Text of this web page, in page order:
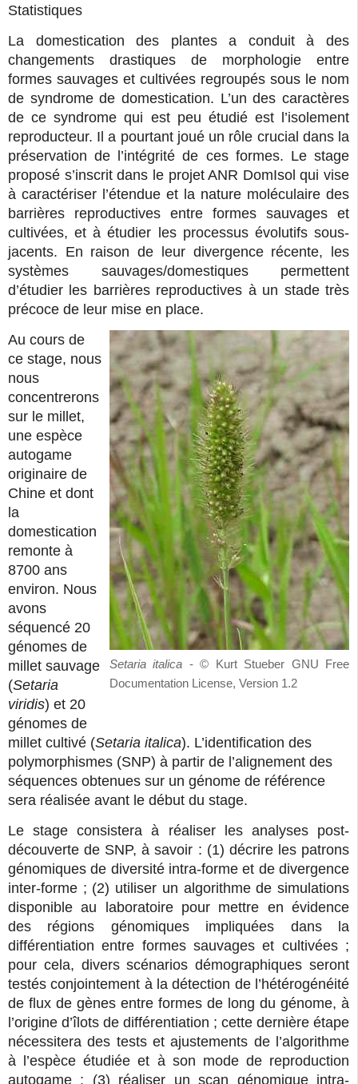
Statistiques
La domestication des plantes a conduit à des
changements drastiques de morphologie entre
formes sauvages et cultivées regroupés sous le nom
de syndrome de domestication. L’un des caractères
de ce syndrome qui est peu étudié est l’isolement
reproducteur. Il a pourtant joué un rôle crucial dans la
préservation de l’intégrité de ces formes. Le stage
proposé s’inscrit dans le projet ANR DomIsol qui vise
à caractériser l’étendue et la nature moléculaire des
barrières reproductives entre formes sauvages et
cultivées, et à étudier les processus évolutifs sous-
jacents. En raison de leur divergence récente, les
systèmes sauvages/domestiques permettent
d’étudier les barrières reproductives à un stade très
précoce de leur mise en place.
Setaria italica - © Kurt Stueber GNU Free
Documentation License, Version 1.2
Au cours de
ce stage, nous
nous
concentrerons
sur le millet,
une espèce
autogame
originaire de
Chine et dont
la
domestication
remonte à
8700 ans
environ. Nous
avons
séquencé 20
génomes de
millet sauvage
(Setaria
viridis) et 20
génomes de
millet cultivé (Setaria italica). L’identification des
polymorphismes (SNP) à partir de l’alignement des
séquences obtenues sur un génome de référence
sera réalisée avant le début du stage.
Le stage consistera à réaliser les analyses post-
découverte de SNP, à savoir : (1) décrire les patrons
génomiques de diversité intra-forme et de divergence
inter-forme ; (2) utiliser un algorithme de simulations
disponible au laboratoire pour mettre en évidence
des régions génomiques impliquées dans la
différentiation entre formes sauvages et cultivées ;
pour cela, divers scénarios démographiques seront
testés conjointement à la détection de l’hétérogénéité
de flux de gènes entre formes de long du génome, à
l’origine d’îlots de différentiation ; cette dernière étape
nécessitera des tests et ajustements de l’algorithme
à l’espèce étudiée et à son mode de reproduction
autogame ; (3) réaliser un scan génomique intra-